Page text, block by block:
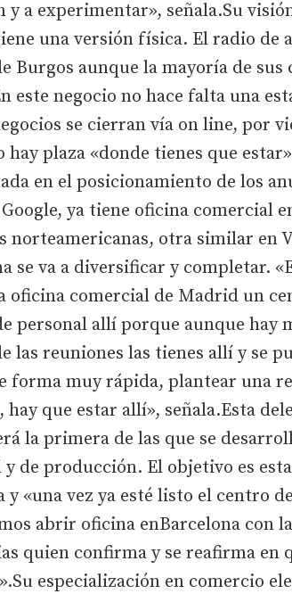
y a experimentar», señala.Su
una versión física. El radio de
Burgos aunque la mayoría de
este negocio no hace falta una
se cierran vía on line, por
hay plaza «donde tienes que
en el posicionamiento de los
ya tiene oficina comercial
norteamericanas, otra similar en
se va a diversificar y completar.
oficina comercial de Madrid un
personal allí porque aunque hay
las reuniones las tienes allí y se
forma muy rápida, plantear una
hay que estar allí», señala.Esta
la primera de las que se
de producción. El objetivo es
y «una vez ya esté listo el centro
abrir oficina enBarcelona con
quien confirma y se reafirma en
especialización en comercio